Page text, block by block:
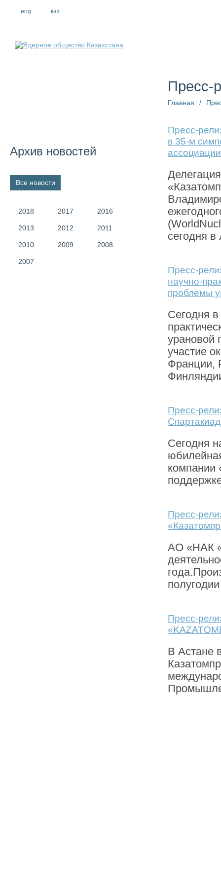
eng каз
Архив новостей
Все новости
2018 2017 2016
2013 2012 2011
2010 2009 2008
2007
Пресс-
Главная /
Пресс-
в 35-м
ассоциации
сегодня
Пресс-
научно-
проблемы
Сегодня
урановой
участие
Франции,
Пресс-
Сегодня
компании
Пресс-
АО «НАК
Пресс-
В Астане